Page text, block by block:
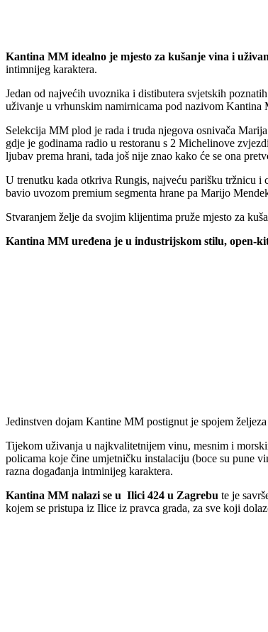
Kantina MM idealno je mjesto za kušanje vina i
intimnijeg karaktera.
Jedan od najvećih uvoznika i distibutera svjetskih
uživanje u vrhunskim namirnicama pod nazivom Kantina
Selekcija MM plod je rada i truda njegova osnivača
gdje je godinama radio u restoranu s 2 Michelinove
ljubav prema hrani, tada još nije znao kako će se ona
U trenutku kada otkriva Rungis, najveću parišku tržnicu i
bavio uvozom premium segmenta hrane pa Marijo
Stvaranjem želje da svojim klijentima pruže mjesto za
Kantina MM uređena je u industrijskom stilu, open-
Jedinstven dojam Kantine MM postignut je spojem
Tijekom uživanja u najkvalitetnijem vinu, mesnim i
policama koje čine umjetničku instalaciju (boce su pune
razna događanja intminijeg karaktera.
Kantina MM nalazi se u Ilici 424 u Zagrebu te je
kojem se pristupa iz Ilice iz pravca grada, za sve koji